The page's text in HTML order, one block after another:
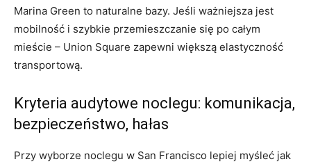
Marina Green to naturalne bazy. Jeśli ważniejsza jest
mobilność i szybkie przemieszczanie się po całym
mieście – Union Square zapewni większą elastyczność
transportową.
Kryteria audytowe noclegu: komunikacja,
bezpieczeństwo, hałas
Przy wyborze noclegu w San Francisco lepiej myśleć jak